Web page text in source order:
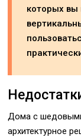
которых вы
Дома с
архитектурное